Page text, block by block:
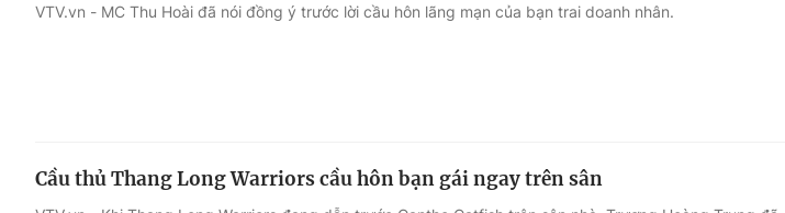
VTV.vn - MC Thu Hoài đã nói đồng ý trước lời cầu hôn lãng mạn của bạn trai doanh nhân.
Cầu thủ Thang Long Warriors cầu hôn bạn gái ngay trên sân